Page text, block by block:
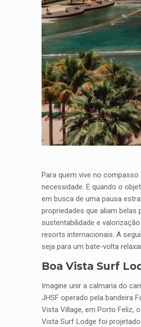
Para quem vive no
necessidade. E quando o
em busca de uma pausa
propriedades que aliam
sustentabilidade e
resorts internacionais. A
seja para um bate-volta
Boa Vista Surf
Imagine unir a calmaria do
JHSF operado pela bandeira
Vista Village, em Porto Feliz,
Vista Surf Lodge foi